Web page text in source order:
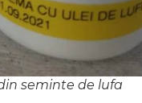
seminte de lufa